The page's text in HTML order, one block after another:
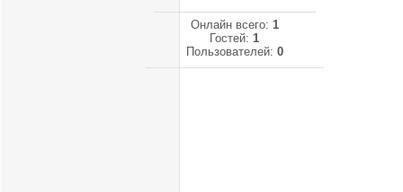
Онлайн всего: 1
Гостей:1
Пользователей: 0